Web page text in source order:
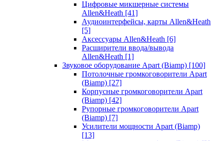
Цифровые микшерные системы
Allen&Heath [41]
Аудиоинтерфейсы, карты Allen&Heath
[5]
Аксессуары Allen&Heath [6]
Расширители ввода/вывода
Allen&Heath [1]
Звуковое оборудование Apart (Biamp) [100]
Потолочные громкоговорители Apart
(Biamp) [27]
Корпусные громкоговорители Apart
(Biamp) [42]
Рупорные громкоговорители Apart
(Biamp) [7]
Усилители мощности Apart (Biamp)
[13]